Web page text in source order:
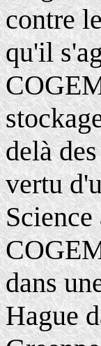
contre
qu'il
delà
vertu
dans
Hague